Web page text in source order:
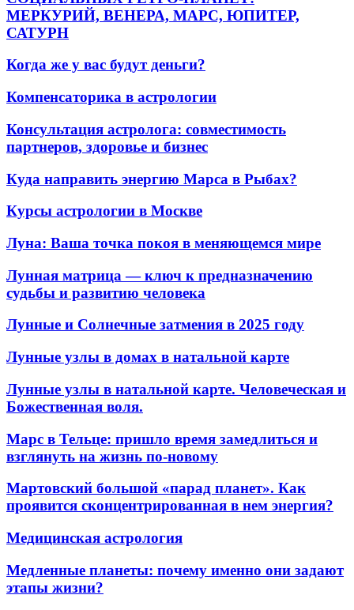
МЕРКУРИЙ, ВЕНЕРА, МАРС, ЮПИТЕР,
САТУРН
Когда же у вас будут деньги?
Компенсаторика в астрологии
Консультация астролога: совместимость
партнеров, здоровье и бизнес
Куда направить энергию Марса в Рыбах?
Курсы астрологии в Москве
Луна: Ваша точка покоя в меняющемся мире
Лунная матрица — ключ к предназначению
судьбы и развитию человека
Лунные и Солнечные затмения в 2025 году
Лунные узлы в домах в натальной карте
Лунные узлы в натальной карте. Человеческая и
Божественная воля.
Марс в Тельце: пришло время замедлиться и
взглянуть на жизнь по-новому
Мартовский большой «парад планет». Как
проявится сконцентрированная в нем энергия?
Медицинская астрология
Медленные планеты: почему именно они задают
этапы жизни?